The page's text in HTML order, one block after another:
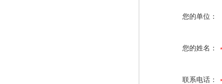
您的单位：
您的姓名：
联系电话：